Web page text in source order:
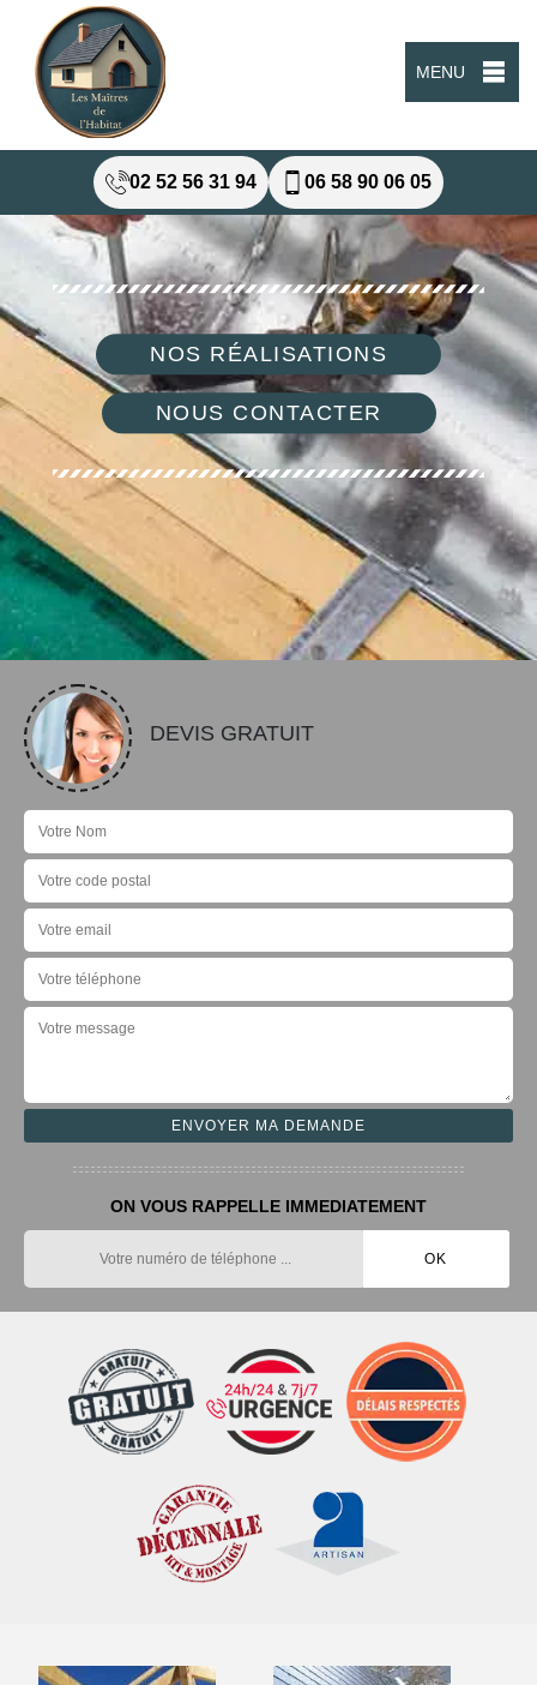
MENU
02 52 56 31 94 06 58 90 06 05
NOS RÉALISATIONS
NOUS CONTACTER
DEVIS GRATUIT
ON VOUS RAPPELLE IMMEDIATEMENT